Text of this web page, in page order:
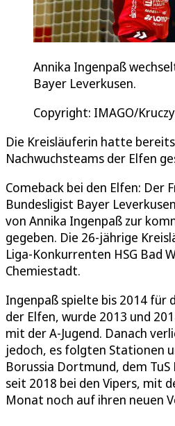
Annika Ingenpaß
Bayer Leverkusen.
Copyright: IMAGO/
Die Kreisläuferin hatte
Nachwuchsteams der Elfen
Comeback bei den Elfen: Der
Bundesligist Bayer
von Annika Ingenpaß zur
gegeben. Die 26-jährige
Liga-Konkurrenten HSG Bad
Chemiestadt.
Ingenpaß spielte bis 2014 für
der Elfen, wurde 2013 und
mit der A-Jugend. Danach
jedoch, es folgten Stationen
Borussia Dortmund, dem
seit 2018 bei den Vipers, mit
Monat noch auf ihren neuen